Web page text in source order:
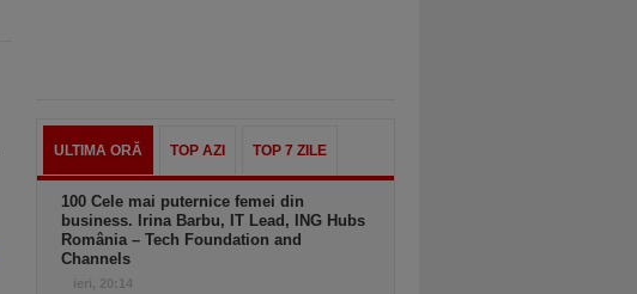
ULTIMA ORĂ TOP AZI TOP 7 ZILE
100 Cele mai puternice femei din
business. Irina Barbu, IT Lead, ING Hubs
România – Tech Foundation and
Channels
ieri, 20:14